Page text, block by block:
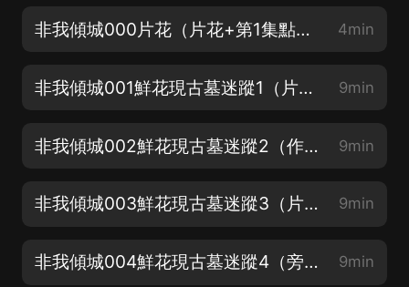
非我傾城000片花（片花+第1集點讚留言抽取VIP年卡） 4min
非我傾城001鮮花現古墓迷蹤1（片花+第1集點讚留言抽取會員年卡） 9min
非我傾城002鮮花現古墓迷蹤2（作者：墨舞碧歌） 9min
非我傾城003鮮花現古墓迷蹤3（片花旁白：寶木中陽） 9min
非我傾城004鮮花現古墓迷蹤4（旁白+翹楚：梁小漁） 9min